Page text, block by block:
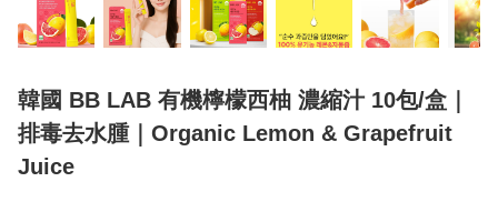
韓國 BB LAB 有機檸檬西柚 濃縮汁 10包/盒｜
排毒去水腫｜Organic Lemon & Grapefruit
Juice